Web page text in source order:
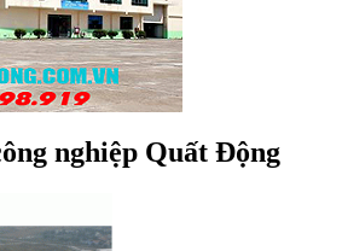
nghiệp Quất Động